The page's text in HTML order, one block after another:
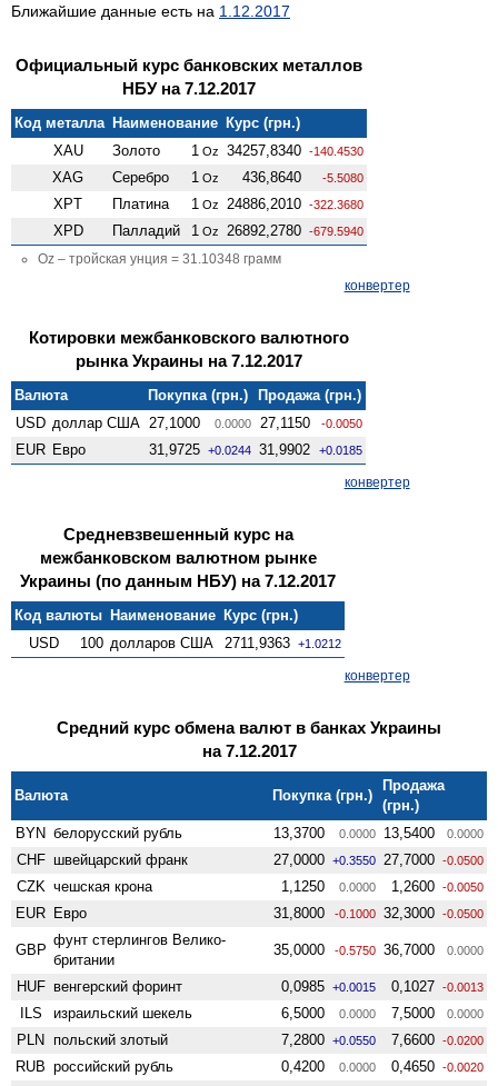
Ближайшие данные есть на 1.12.2017
Официальный курс банковских металлов
НБУ на 7.12.2017
Код металла Наименование Курс (грн.)
XAU
Золото 1 Oz 34257,8340 -140.4530
XAG Серебро 1 Oz 436,8640 -5.5080
XPT Платина 1 Oz 24886,2010 -322.3680
XPD Палладий 1 Oz 26892,2780 -679.5940
Oz – тройская унция = 31.10348 грамм
конвертер
Котировки межбанковского валютного
рынка Украины на 7.12.2017
Валюта Покупка (грн.)
Продажа (грн.)
USD доллар США 27,1000 0.0000 27,1150 -0.0050
EUR Евро 31,9725 +0.0244 31,9902 +0.0185
конвертер
Средневзвешенный курс на
межбанковском валютном рынке
Украины (по данным НБУ) на 7.12.2017
Код валюты Наименование Курс (грн.)
USD
100 долларов США 2711,9363 +1.0212
конвертер
Средний курс обмена валют в банках Украины
на 7.12.2017
Валюта Покупка (грн.)
Продажа
(грн.)
BYN белорусский рубль 13,3700 0.0000 13,5400 0.0000
CHF швейцарский франк 27,0000 +0.3550 27,7000 -0.0500
CZK чешская крона 1,1250 0.0000 1,2600 -0.0050
EUR Евро 31,8000 -0.1000 32,3000 -0.0500
GBP
фунт стерлингов Велико­
британии
35,0000 -0.5750 36,7000 0.0000
HUF венгерский форинт 0,0985 +0.0015 0,1027 -0.0013
ILS израильский шекель 6,5000 0.0000 7,5000 0.0000
PLN польский злотый 7,2800 +0.0550 7,6600 -0.0200
RUB российский рубль 0,4200 0.0000 0,4650 -0.0020